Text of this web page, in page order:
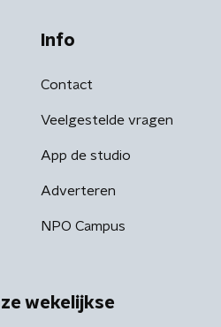
Info
Contact
Veelgestelde vragen
App de studio
Adverteren
NPO Campus
wekelijkse